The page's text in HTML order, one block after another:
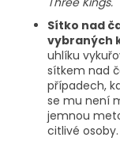
Sítko nad
vybraných
uhlíku
sítkem nad
případech,
se mu není
jemnou
citlivé osoby.